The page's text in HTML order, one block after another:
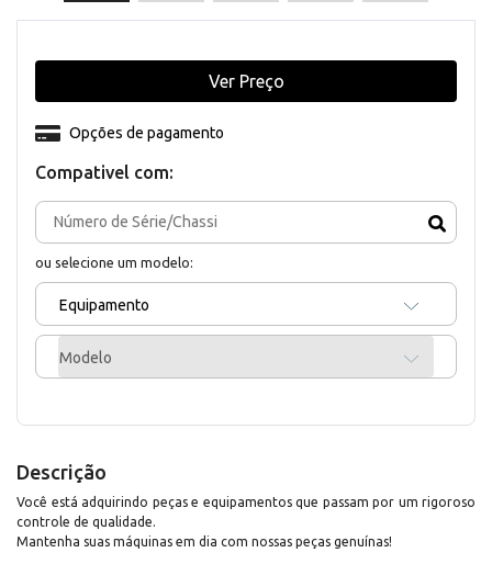
Compativel com:
ou selecione um modelo:
Equipamento
Modelo
Opções de pagamento
Ver Preço
Descrição
Você está adquirindo peças e equipamentos que passam por um rigoroso
controle de qualidade.
Mantenha suas máquinas em dia com nossas peças genuínas!